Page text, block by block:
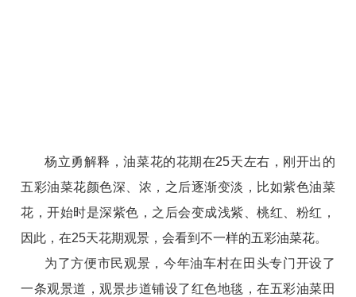
杨立勇解释，油菜花的花期在25天左右，刚开出的
五彩油菜花颜色深、浓，之后逐渐变淡，比如紫色油菜
花，开始时是深紫色，之后会变成浅紫、桃红、粉红，
因此，在25天花期观景，会看到不一样的五彩油菜花。
为了方便市民观景，今年油车村在田头专门开设了
一条观景道，观景步道铺设了红色地毯，在五彩油菜田